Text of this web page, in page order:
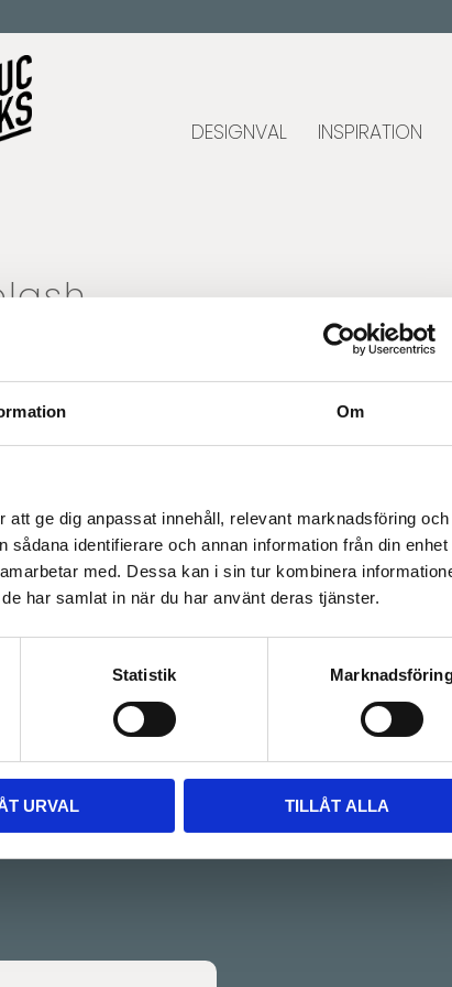
Om
ge dig anpassat innehåll, relevant marknadsföring
identifierare och annan information från din enhet
med. Dessa kan i sin tur kombinera
har samlat in när du har använt deras tjänster.
Statistik
URVAL TILLÅT ALLA
DESIGNVAL INSPIRATION
hittades.
Utbud
Skjutdörrar
Handtag & Knoppar
Underhållsprodukter
Vi
30%